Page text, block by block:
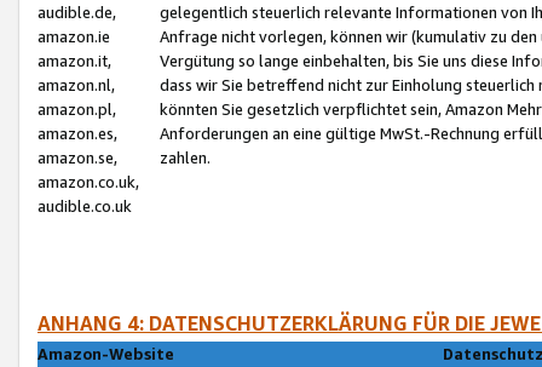
audible.de,
amazon.ie
amazon.it,
amazon.nl,
amazon.pl,
amazon.es,
amazon.se,
amazon.co.uk,
audible.co.uk
gelegentlich steuerlich relevante Informationen von
Anfrage nicht vorlegen, können wir (kumulativ zu
Vergütung so lange einbehalten, bis Sie uns diese
dass wir Sie betreffend nicht zur Einholung
könnten Sie gesetzlich verpflichtet sein, Amazon
Anforderungen an eine gültige MwSt.-Rechnung
zahlen.
ANHANG 4: DATENSCHUTZERKLÄRUNG FÜR DIE
Amazon-Website